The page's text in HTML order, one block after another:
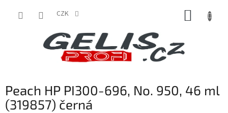
CZK
Peach HP PI300-696, No. 950, 46 ml
(319857) černá